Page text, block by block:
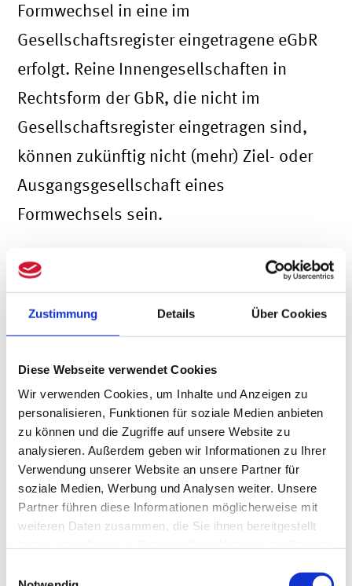
Zustimmung Details Über Cookies
Diese Webseite verwendet Cookies
Wir verwenden Cookies, um Inhalte und Anzeigen zu
personalisieren, Funktionen für soziale Medien anbieten
zu können und die Zugriffe auf unsere Website zu
analysieren. Außerdem geben wir Informationen zu Ihrer
Verwendung unserer Website an unsere Partner für
soziale Medien, Werbung und Analysen weiter. Unsere
Partner führen diese Informationen möglicherweise mit
weiteren Daten zusammen, die Sie ihnen bereitgestellt
Formwechsel in eine im
Gesellschaftsregister eingetragene eGbR
erfolgt. Reine Innengesellschaften in
Rechtsform der GbR, die nicht im
Gesellschaftsregister eingetragen sind,
können zukünftig nicht (mehr) Ziel- oder
Ausgangsgesellschaft eines
Formwechsels sein.
Vorteile eines Formwechsels
in eine Kapitalgesellschaft
Die Vorzüge einer Kapitalgesellschaft,
Thesaurierungsbesteuerung oder die
Haftungsbeschränkung, finden Sie hier.
Neben diesen Gründen können Image-
und Public-Relations-Aspekte oder die
Möglichkeit der Kapitalbeschaffung eine
Rolle spielen. Zum Beispiel, wenn in eine